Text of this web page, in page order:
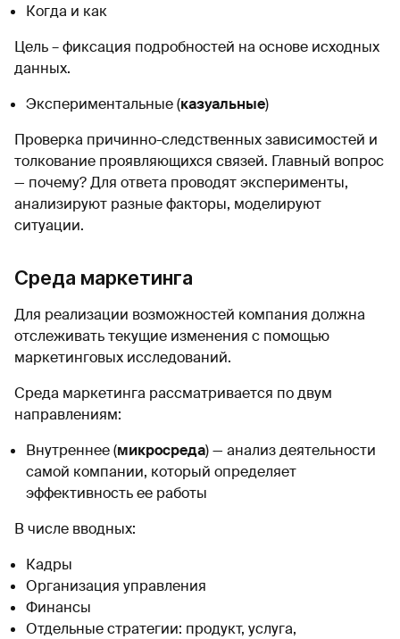
Когда и как
Цель – фиксация подробностей на основе исходных
данных.
Экспериментальные (казуальные)
Проверка причинно-следственных зависимостей и
толкование проявляющихся связей. Главный вопрос
— почему? Для ответа проводят эксперименты,
анализируют разные факторы, моделируют
ситуации.
Среда маркетинга
Для реализации возможностей компания должна
отслеживать текущие изменения с помощью
маркетинговых исследований.
Среда маркетинга рассматривается по двум
направлениям:
Внутреннее (микросреда) — анализ деятельности
самой компании, который определяет
эффективность ее работы
В числе вводных:
Кадры
Организация управления
Финансы
Отдельные стратегии: продукт, услуга,